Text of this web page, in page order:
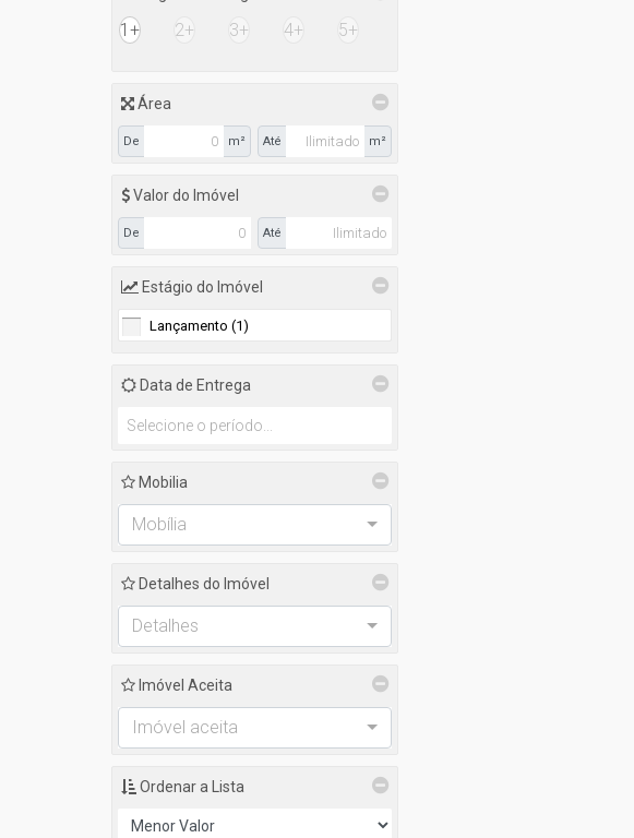
Sertão Santa Luzia (1)
São Cristóvão (1)
Itapema (1)
Centro (1)
Navegantes (1)
1+ 2+ 3+ 4+ 5+
Área
De m² Até m²
Valor do Imóvel
De Até
Estágio do Imóvel
Lançamento (1)
Data de Entrega
Mobilia
Mobília
Detalhes do Imóvel
Detalhes
Imóvel Aceita
Imóvel aceita
Ordenar a Lista